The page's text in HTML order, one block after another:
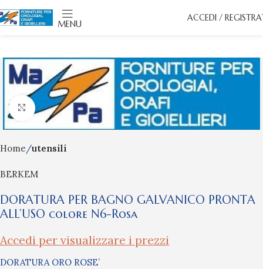
MENU
ACCEDI /
Click to enlarge
Home utensili
BERKEM
DORATURA PER BAGNO GALVANICO PRONTA
ALL’USO colore N6-Rosa
Accedi per visualizzare i prezzi
DORATURA ORO ROSE’